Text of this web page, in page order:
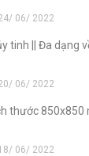
24/ 06/ 2022
tinh || Đa dạng
20/ 06/ 2022
thước 850x850
18/ 06/ 2022